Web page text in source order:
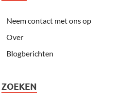
Neem contact met ons op
Over
Blogberichten
ZOEKEN